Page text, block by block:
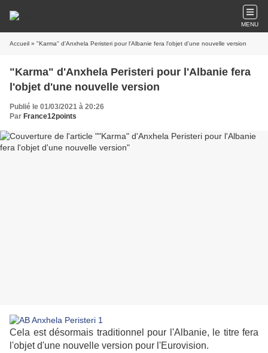
MENU
Accueil » "Karma" d'Anxhela Peristeri pour l'Albanie fera l'objet d'une nouvelle version
"Karma" d'Anxhela Peristeri pour l'Albanie fera
l'objet d'une nouvelle version
Publié le 01/03/2021 à 20:26
Par France12points
Cela est désormais traditionnel pour l'Albanie, le titre fera
l'objet d'une nouvelle version pour l'Eurovision.